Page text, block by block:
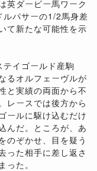
英ダービー馬ワーク
ルパサーの1/2馬身差
て新たな可能性を示
イゴールド産駒
るオルフェーヴルが
と実績の両面から不
レースでは後方から
ールに駆け込むだけ
んだ。ところが、あ
のぞかせ、目を疑う
った相手に差し返さ
た。